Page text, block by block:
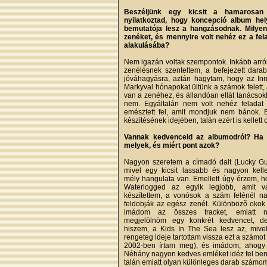
Beszéljünk egy kicsit a hamarosan
nyilatkoztad, hogy koncepció album
bemutatója lesz a hangzásodnak.
zenéket, és mennyire volt nehéz ez a
alakulásába?
Nem igazán voltak szempontok. Inkább
zenélésnek szenteltem, a befejezett
jóváhagyásra, aztán hagytam, hogy az
Markyval hónapokat ültünk a számok
van a zenéhez, és állandóan ellát
nem. Egyáltalán nem volt nehéz
emésztett fel, amit mondjuk nem
készítésének idejében, talán ezért is
Vannak kedvenceid az albumodról? Ha
melyek, és miért pont azok?
Nagyon szeretem a címadó dalt (Lucky
mivel egy kicsit lassabb és nagyon
mély hangulata van. Emellett úgy érzem,
Waterlogged az egyik legjobb, amit
készítettem, a vonósok a szám felénél
feldobják az egész zenét. Különbözõ okok
imádom az összes tracket, emiatt
megjelölnöm egy konkrét kedvencet,
hiszem, a Kids In The Sea lesz az,
rengeteg ideje tartottam vissza ezt a számot
2002-ben írtam meg), és imádom, ahogy
Néhány nagyon kedves emléket idéz fel
talán emiatt olyan különleges darab